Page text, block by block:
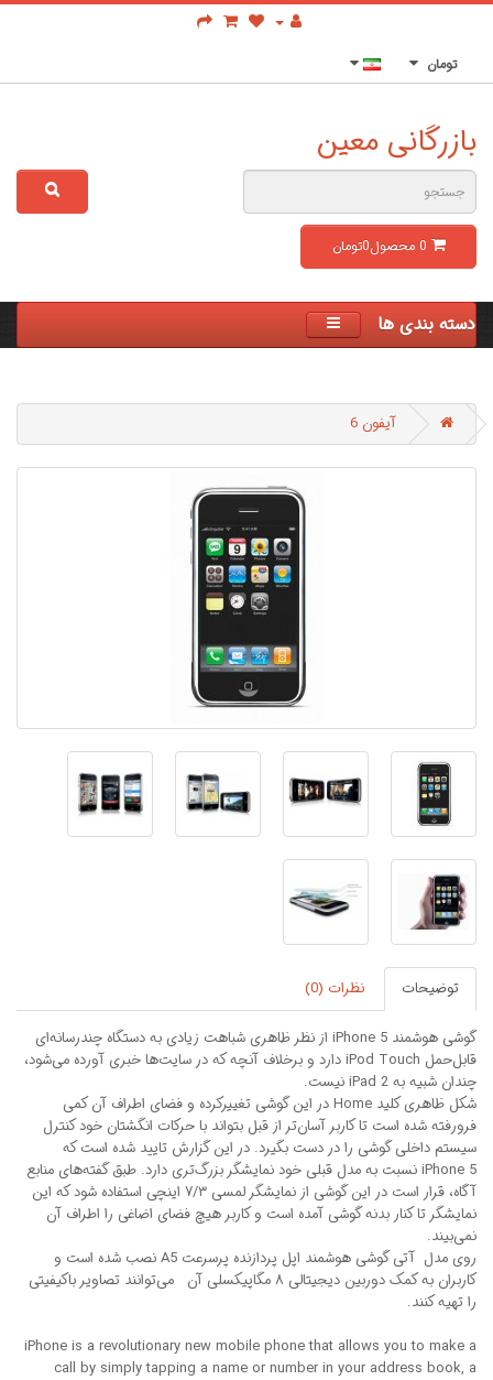
تومان
بازرگانی معین
0 محصول0تومان
دسته بندی ها
آیفون 6
توضیحات نظرات (0)
گوشی هوشمند iPhone 5 از نظر ظاهری شباهت زیادی به دستگاه چندرسانه‌ای
قابل‌حمل iPod Touch دارد و برخلاف آنچه که در سایت‌ها خبری آورده می‌شود،
چندان شبیه به iPad 2 نیست.
شکل ظاهری کلید Home در این گوشی تغییرکرده و فضای اطراف آن کمی
فرورفته شده است تا کاربر آسان‌تر از قبل بتواند با حرکات انگشتان خود کنترل
سیستم داخلی گوشی را در دست بگیرد. در این گزارش تایید شده است که
iPhone 5 نسبت به مدل قبلی خود نمایشگر بزرگ‌تری دارد. طبق گفته‌های منابع
آگاه، قرار است در این گوشی از نمایشگر لمسی ۷/۳ اینچی استفاده شود که این
نمایشگر تا کنار بدنه گوشی آمده است و کاربر هیچ فضای اضاغی را اطراف آن
نمی‌بیند.
روی مدل آتی گوشی هوشمند اپل پردازنده پرسرعت A5 نصب شده است و
کاربران به کمک دوربین دیجیتالی ۸ مگاپیکسلی آن می‌توانند تصاویر باکیفیتی
را تهیه کنند.
iPhone is a revolutionary new mobile phone that allows you to make a
call by simply tapping a name or number in your address book, a